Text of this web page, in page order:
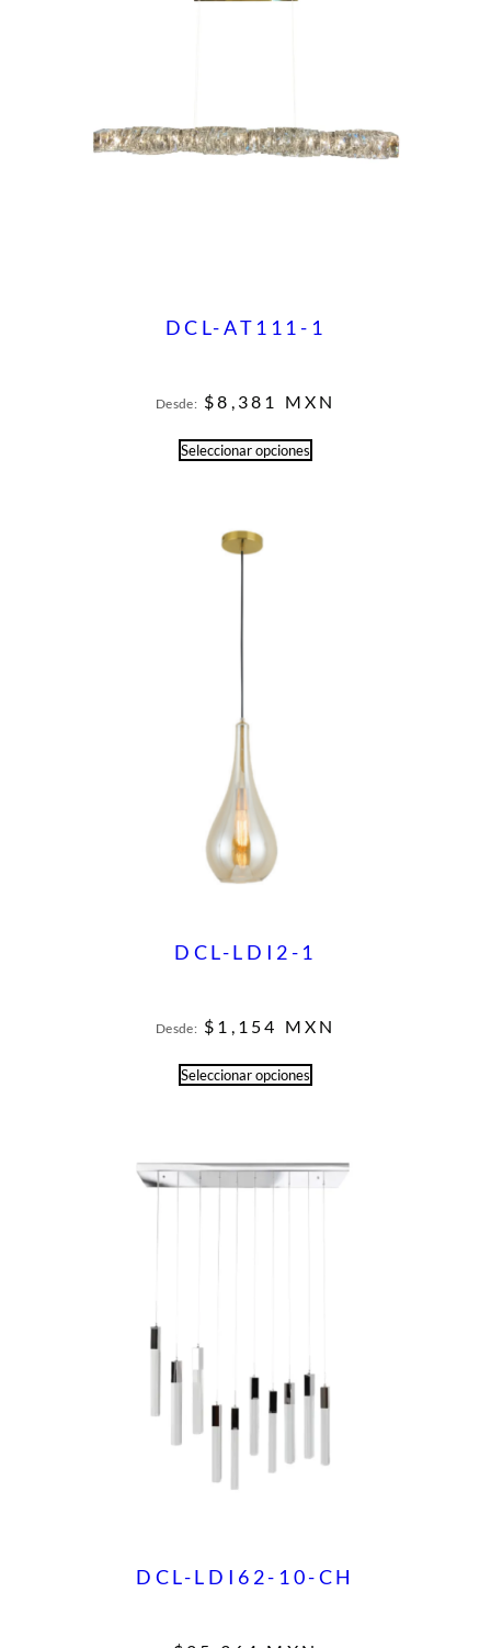
DCL-AT111-1
Desde: $8,381 MXN
Seleccionar opciones
DCL-LDI2-1
Desde: $ 1,154 MXN
Seleccionar opciones
DCL-LDI62-10-CH